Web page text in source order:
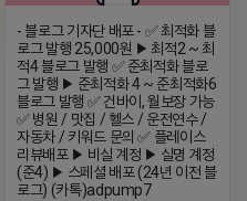
- 블로그 기자단 배포 - ✅ 최적화 블
로그 발행 25,000원 ▶ 최적2 ~ 최
적4 블로그 발행 ✅ 준최적화 블로
그 발행 ▶ 준최적화 4 ~ 준최적화6
블로그 발행 ✅ 건바이, 월보장 가능
✅ 병원 / 맛집 / 헬스 / 운전연수 /
자동차 / 키워드 문의 ✅ 플레이스
리뷰배포 ▶ 비실 계정 ▶ 실명 계정
(준4) ▶ 스페셜 배포 (24년 이전 블
로그) (카톡)adpump7